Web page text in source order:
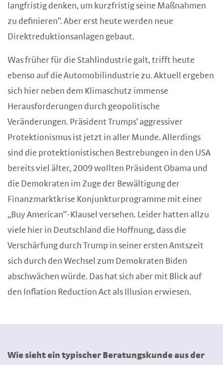
langfristig denken, um kurzfristig seine Maßnahmen
zu definieren“. Aber erst heute werden neue
Direktreduktionsanlagen gebaut.
Was früher für die Stahlindustrie galt, trifft heute
ebenso auf die Automobilindustrie zu. Aktuell ergeben
sich hier neben dem Klimaschutz immense
Herausforderungen durch geopolitische
Veränderungen. Präsident Trumps‘ aggressiver
Protektionismus ist jetzt in aller Munde. Allerdings
sind die protektionistischen Bestrebungen in den USA
bereits viel älter, 2009 wollten Präsident Obama und
die Demokraten im Zuge der Bewältigung der
Finanzmarktkrise Konjunkturprogramme mit einer
„Buy American“-Klausel versehen. Leider hatten allzu
viele hier in Deutschland die Hoffnung, dass die
Verschärfung durch Trump in seiner ersten Amtszeit
sich durch den Wechsel zum Demokraten Biden
abschwächen würde. Das hat sich aber mit Blick auf
den Inflation Reduction Act als Illusion erwiesen.
Wie sieht ein typischer Beratungskunde aus der